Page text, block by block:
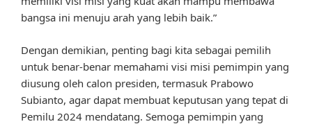
bangsa ini menuju arah yang lebih baik.”
Dengan demikian, penting bagi kita sebagai pemilih
untuk benar-benar memahami visi misi pemimpin yang
diusung oleh calon presiden, termasuk Prabowo
Subianto, agar dapat membuat keputusan yang tepat di
Pemilu 2024 mendatang. Semoga pemimpin yang